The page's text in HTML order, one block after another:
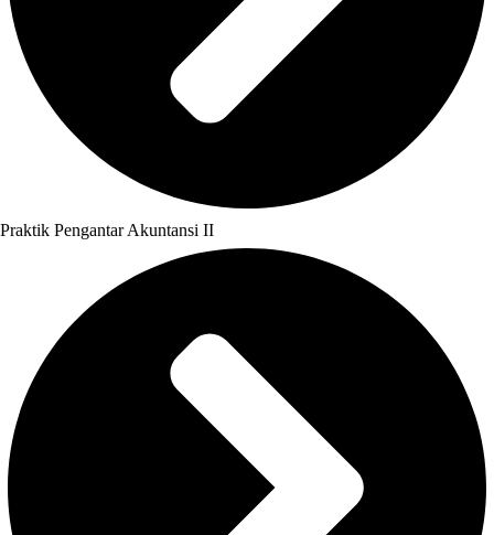
Praktik Pengantar Akuntansi II